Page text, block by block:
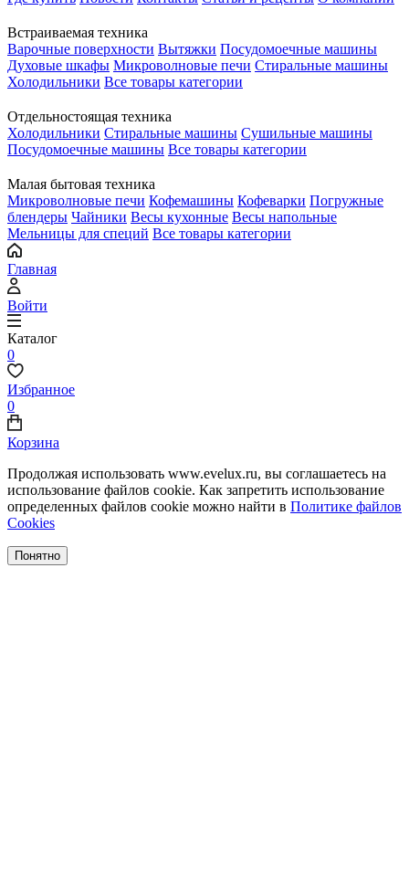
Встраиваемая техника
Варочные поверхности Вытяжки Посудомоечные машины
Духовые шкафы Микроволновые печи Стиральные машины
Холодильники Все товары категории
Отдельностоящая техника
Холодильники Стиральные машины Сушильные машины
Посудомоечные машины Все товары категории
Малая бытовая техника
Микроволновые печи Кофемашины Кофеварки Погружные
блендеры Чайники Весы кухонные Весы напольные
Мельницы для специй Все товары категории
Главная
Войти
Каталог
0
Избранное
0
Корзина
Продолжая использовать www.evelux.ru, вы соглашаетесь на
использование файлов cookie. Как запретить использование
определенных файлов cookie можно найти в Политике файлов
Cookies
Понятно